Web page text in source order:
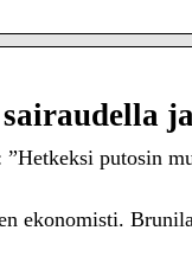
sairaudella
putosin
ekonomisti.